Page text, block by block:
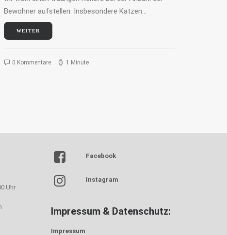
Bewohner aufstellen. Insbesondere Katzen…
WEITER
0 Kommentare 1 Minute
Uhr
Facebook
Instagram
Impressum & Datenschutz:
Impressum